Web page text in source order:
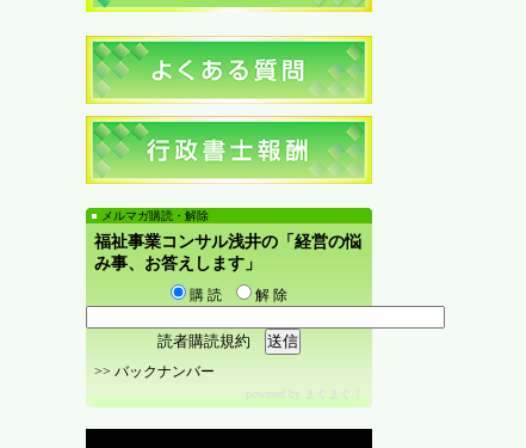
メルマガ購読・解除
福祉事業コンサル浅井の「経営の悩
み事、お答えします」
購 読 解 除
読者購読規約
>> バックナンバー